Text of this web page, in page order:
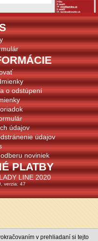
o odstúpení
údajov
údajov
noviniek
PLATBY
LINE 2020
verzia: 47
v prehliadaní si tejto